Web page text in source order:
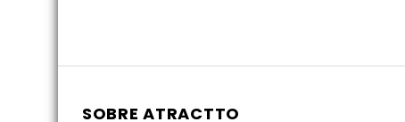
SOBRE ATRACTTO